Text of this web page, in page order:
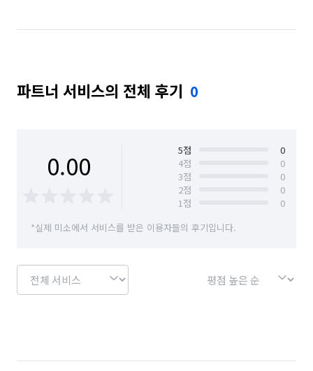
파트너 서비스의 전체 후기 0
0.00 5점
0
4점
0
3점
0
2점
0
1점
0
*실제 미소에서 서비스를 받은 이용자들의 후기입니다.